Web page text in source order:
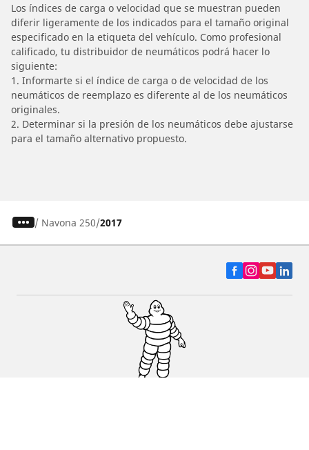
Los índices de carga o velocidad que se muestran pueden
diferir ligeramente de los indicados para el tamaño original
especificado en la etiqueta del vehículo. Como profesional
calificado, tu distribuidor de neumáticos podrá hacer lo
siguiente:
1. Informarte si el índice de carga o de velocidad de los
neumáticos de reemplazo es diferente al de los neumáticos
originales.
2. Determinar si la presión de los neumáticos debe ajustarse
para el tamaño alternativo propuesto.
/ Navona 250 2017